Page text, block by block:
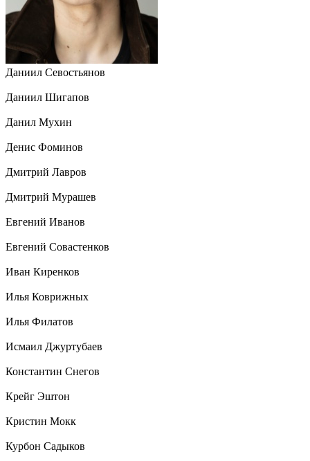
Даниил Севостьянов
Даниил Шигапов
Данил Мухин
Денис Фоминов
Дмитрий Лавров
Дмитрий Мурашев
Евгений Иванов
Евгений Совастенков
Иван Киренков
Илья Коврижных
Илья Филатов
Исмаил Джуртубаев
Константин Снегов
Крейг Эштон
Кристин Мокк
Курбон Садыков